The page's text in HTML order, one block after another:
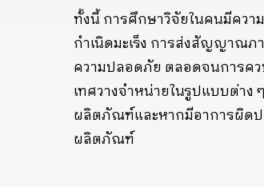
ทั้งนี้ การศึกษาวิจัยในคนมีคว
กำเนิดมะเร็ง การส่งสัญญาณ
ความปลอดภัย ตลอดจนการ
เทศวางจำหน่ายในรูปแบบต่า
ผลิตภัณฑ์และหากมีอาการผิด
ผลิตภัณฑ์